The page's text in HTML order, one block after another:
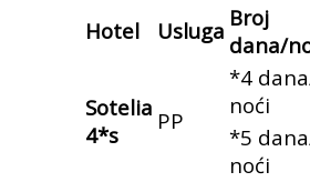
Hotel
Usluga Broj
dana/
Sotelia
4*s
PP
*4
noći
*5
noći